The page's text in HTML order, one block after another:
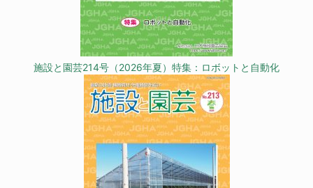
施設と園芸214号（2026年夏）特集：ロボットと自動化